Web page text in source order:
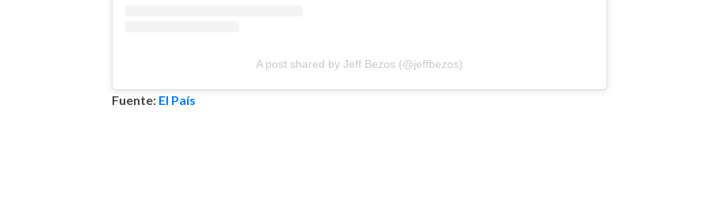
A post shared by Jeff Bezos (@jeffbezos)
Fuente: El País